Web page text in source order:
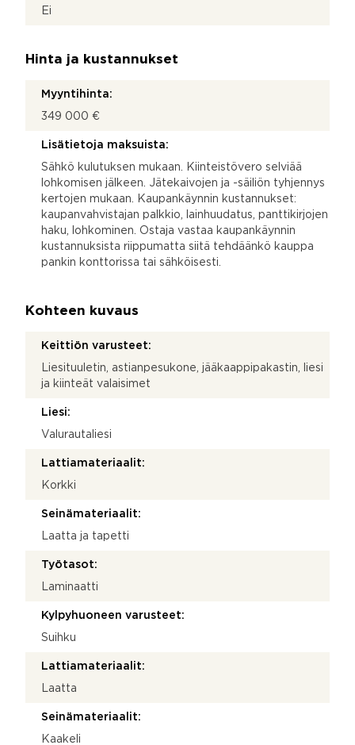
Ei
Hinta ja kustannukset
Myyntihinta:
349 000 €
Lisätietoja maksuista:
Sähkö kulutuksen mukaan. Kiinteistövero selviää
lohkomisen jälkeen. Jätekaivojen ja -säiliön tyhjennys
kertojen mukaan. Kaupankäynnin kustannukset:
kaupanvahvistajan palkkio, lainhuudatus, panttikirjojen
haku, lohkominen. Ostaja vastaa kaupankäynnin
kustannuksista riippumatta siitä tehdäänkö kauppa
pankin konttorissa tai sähköisesti.
Kohteen kuvaus
Keittiön varusteet:
Liesituuletin, astianpesukone, jääkaappipakastin, liesi
ja kiinteät valaisimet
Liesi:
Valurautaliesi
Lattiamateriaalit:
Korkki
Seinämateriaalit:
Laatta ja tapetti
Työtasot:
Laminaatti
Kylpyhuoneen varusteet:
Suihku
Lattiamateriaalit:
Laatta
Seinämateriaalit:
Kaakeli